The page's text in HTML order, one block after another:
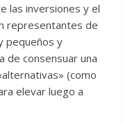
las inversiones y el
representantes de
pequeños y
de consensuar una
(como
elevar luego a